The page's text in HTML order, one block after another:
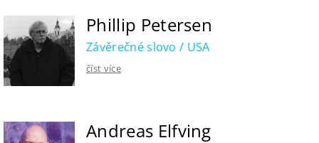
Phillip Petersen
Závěrečné slovo / USA
číst více
Andreas Elfving